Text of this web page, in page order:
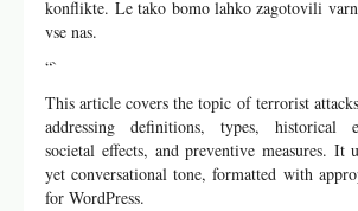
konflikte. Le tako bomo lahko zagotovili
vse nas.
“`
This article covers the topic of terrorist
addressing definitions, types, historical
societal effects, and preventive measures. It
yet conversational tone, formatted with
for WordPress.